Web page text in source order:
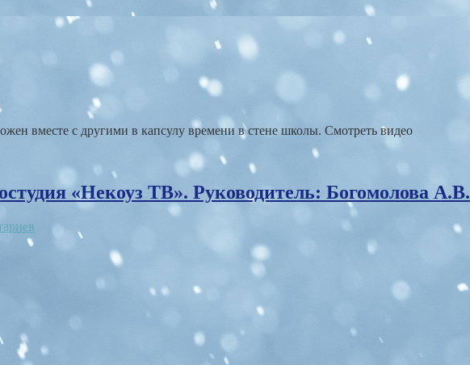
вместе с другими в капсулу времени в стене школы. Смотреть видео
«Некоуз ТВ». Руководитель: Богомолова А.В.